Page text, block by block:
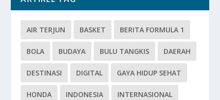
AIR TERJUN BASKET BERITA FORMULA 1
BOLA BUDAYA BULU TANGKIS DAERAH
DESTINASI DIGITAL GAYA HIDUP SEHAT
HONDA INDONESIA INTERNASIONAL